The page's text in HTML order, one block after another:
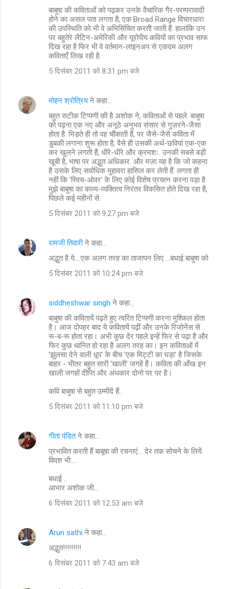
बाबुषा की कविताओं को पढ़कर उनके वैचारिक गैर-परम्परावादी
होने का असल पता लगता है, एक Broad Range विचारधारा
की उपस्थिति को भी वे अभिसिंचित करती जाती हैं. हालांकि उन
पर बहुतेरे लैटिन-अमेरिकी और यूरोपीय कवियों का प्रभाव साफ
दिख रहा है फिर भी वे वर्तमान-लाइनअप से एकदम अलग
कविताएँ लिख रही है.
5 दिसंबर 2011 को 8:31 pm बजे
मोहन श्रोत्रियने कहा…
बहुत सटीक टिप्पणी की है अशोक ने, कविताओं से पहले. बाबुषा
को पढ़ना एक नए और अनूठे अनुभव संसार से गुज़रने-जैसा
होता है. भिड़ते ही तो वह चौंकाती हैं, पर जैसे-जैसे कविता में
डुबकी लगाना शुरू होता है, वैसे ही उसकी अर्थ-छवियां एक-एक
कर खुलने लगती हैं, धीरे-धीरे और क्रमशः. उनकी सबसे बड़ी
खूबी है, भाषा पर अद्भुत अधिकार. और मज़ा यह है कि जो कहना
है उसके लिए सर्वाधिक मुहावरा हासिल कर लेती हैं. लगता ही
नहीं कि 'स्विच-ओवर' के लिए कोई विशेष प्रयत्न करना पड़ा है.
मुझे बाबुषा का काव्य-व्यक्तित्व निरंतर विकसित होते दिख रहा है,
पिछले कई महीनों से.
5 दिसंबर 2011 को 9:27 pm बजे
रामजी तिवारीने कहा…
अद्भुत है ये....एक अलग तरह का ताजापन लिए ...बधाई बाबुषा को
5 दिसंबर 2011 को 10:24 pm बजे
siddheshwar singh ने कहा…
बाबुषा की कवितायें पढ़ते हुए त्वरित टिप्पणी करना मुश्किल होता
है। आज दोपहर बाद ये कवितायें पढ़ीं और उनके रिजोनेंस से
रू-ब-रू होता रहा। अभी कुछ देर पहले इन्हें फिर से पढ़ा है और
फिर कुछ ध्वनित हो रहा है अलग तरह का। इन कविताओं में
'झुलसा देने वाली धूप' के बीच 'एक मिट्टी का घड़ा' है जिसके
बाहर - भीतर बहुत सारी 'खाली' जगहें हैं। कविता की आँख इन
खाली जगहों दीप्ति और अंधकार दोनो पर पर है।
कवि बाबुषा से बहुत उम्मीदें हैं..
5 दिसंबर 2011 को 11:10 pm बजे
गीता पंडितने कहा…
प्रभावित करती हैं बाबूषा की रचनाएं... देर तक सोचने के लियें
विवश भी....
बधाई ..
आभार अशोक जी...
6 दिसंबर 2011 को 12:53 am बजे
Arun sathi ने कहा…
अद्भुत!!!!!!!!!
6 दिसंबर 2011 को 7:43 am बजे